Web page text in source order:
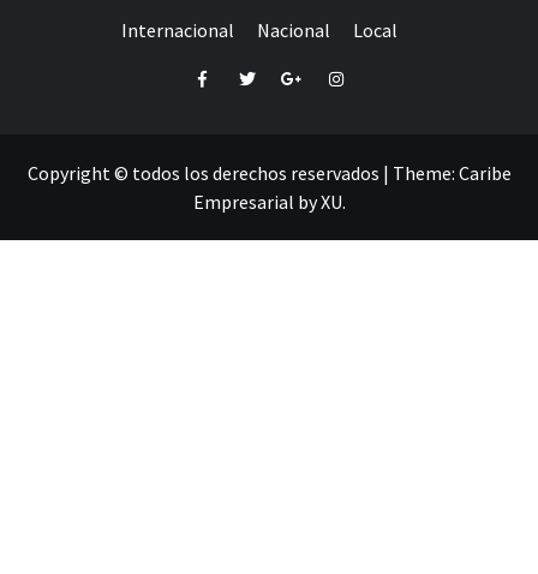
Internacional Nacional Local
FacebookTwitterGoogle+Instagram
Copyright © todos los derechos reservados | Theme: Caribe
Empresarial byXU.